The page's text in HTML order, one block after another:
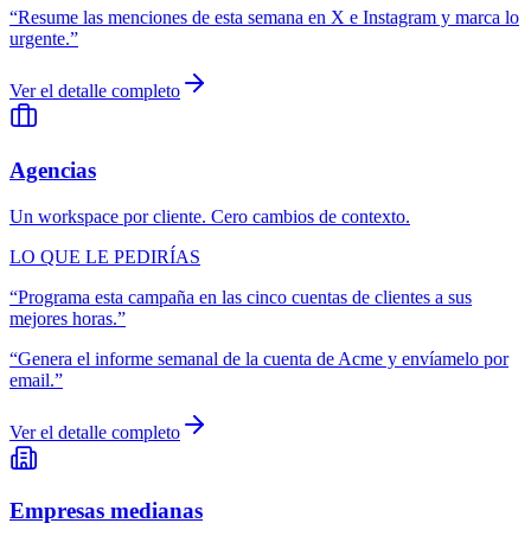
“Resume las menciones de esta semana en X e Instagram y marca lo
urgente.”
Ver el detalle completo
Agencias
Un workspace por cliente. Cero cambios de contexto.
LO QUE LE PEDIRÍAS
“Programa esta campaña en las cinco cuentas de clientes a sus
mejores horas.”
“Genera el informe semanal de la cuenta de Acme y envíamelo por
email.”
Ver el detalle completo
Empresas medianas